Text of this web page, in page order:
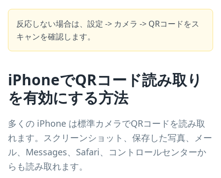
反応しない場合は、設定 -> カメラ -> QRコードをス
キャンを確認します。
iPhoneでQRコード読み取り
を有効にする方法
多くの iPhone は標準カメラでQRコードを読み取
れます。スクリーンショット、保存した写真、メー
ル、Messages、Safari、コントロールセンターか
らも読み取れます。